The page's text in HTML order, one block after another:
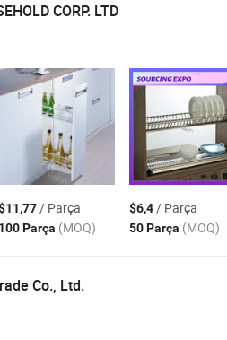
CORP. LTD
/ Parça
100 Parça (MOQ)
$6,4/ Parça
50 Parça (MOQ)
Co., Ltd.